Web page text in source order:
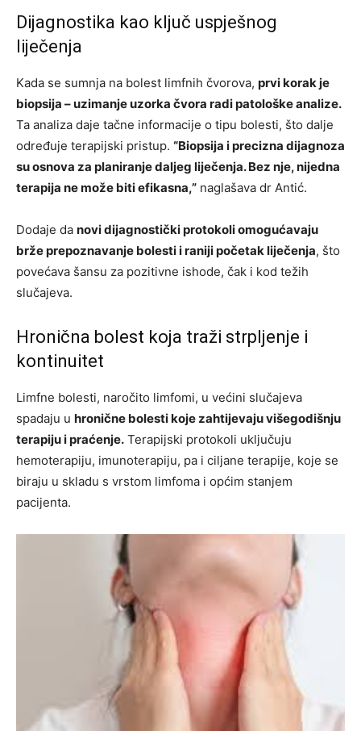
Dijagnostika kao ključ uspješnog
liječenja
Kada se sumnja na bolest limfnih čvorova, prvi korak je
biopsija – uzimanje uzorka čvora radi patološke analize.
Ta analiza daje tačne informacije o tipu bolesti, što dalje
određuje terapijski pristup. “Biopsija i precizna dijagnoza
su osnova za planiranje daljeg liječenja. Bez nje, nijedna
terapija ne može biti efikasna,” naglašava dr Antić.
Dodaje da novi dijagnostički protokoli omogućavaju
brže prepoznavanje bolesti i raniji početak liječenja, što
povećava šansu za pozitivne ishode, čak i kod težih
slučajeva.
Hronična bolest koja traži strpljenje i
kontinuitet
Limfne bolesti, naročito limfomi, u većini slučajeva
spadaju u hronične bolesti koje zahtijevaju višegodišnju
terapiju i praćenje. Terapijski protokoli uključuju
hemoterapiju, imunoterapiju, pa i ciljane terapije, koje se
biraju u skladu s vrstom limfoma i općim stanjem
pacijenta.